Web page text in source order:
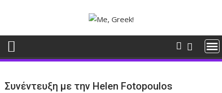
Συνέντευξη με την Helen Fotopoulos